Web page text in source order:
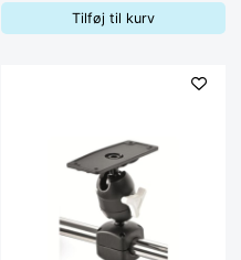
Tilføj til kurv